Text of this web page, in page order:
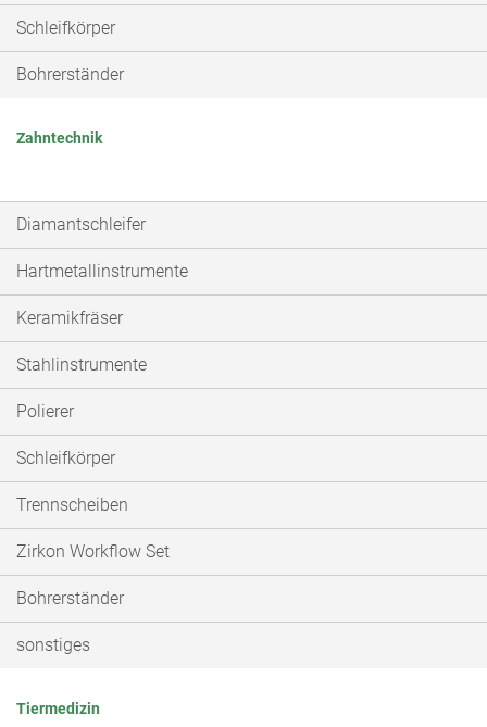
Schleifkörper
Bohrerständer
Zahntechnik
Diamantschleifer
Hartmetallinstrumente
Keramikfräser
Stahlinstrumente
Polierer
Schleifkörper
Trennscheiben
Zirkon Workflow Set
Bohrerständer
sonstiges
Tiermedizin